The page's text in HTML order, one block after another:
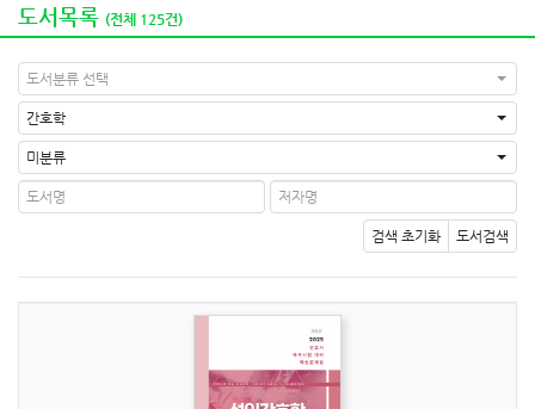
도서목록 (전체 125건)
도서분류 선택
간호학
미분류
검색 초기화 도서검색